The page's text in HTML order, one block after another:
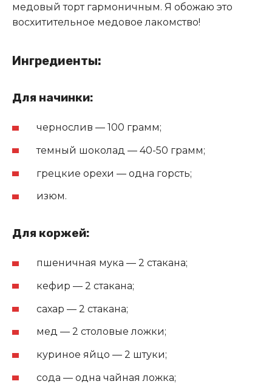
медовый торт гармоничным. Я обожаю это
восхитительное медовое лакомство!
Ингредиенты:
Для начинки:
чернослив — 100 грамм;
темный шоколад — 40-50 грамм;
грецкие орехи — одна горсть;
изюм.
Для коржей:
пшеничная мука — 2 стакана;
кефир — 2 стакана;
сахар — 2 стакана;
мед — 2 столовые ложки;
куриное яйцо — 2 штуки;
сода — одна чайная ложка;